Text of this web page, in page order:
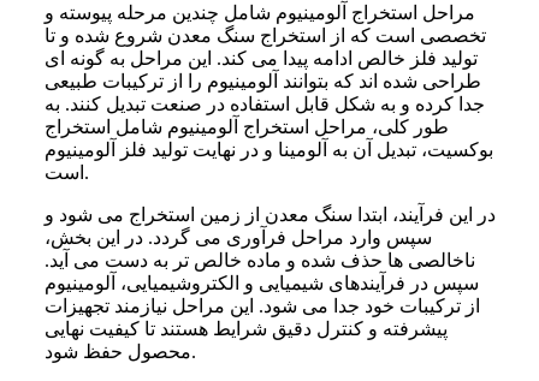
مراحل استخراج آلومینیوم شامل چندین مرحله پیوسته و
تخصصی است که از استخراج سنگ معدن شروع شده و تا
تولید فلز خالص ادامه پیدا می کند. این مراحل به گونه ای
طراحی شده اند که بتوانند آلومینیوم را از ترکیبات طبیعی
جدا کرده و به شکل قابل استفاده در صنعت تبدیل کنند. به
طور کلی، مراحل استخراج آلومینیوم شامل استخراج
بوکسیت، تبدیل آن به آلومینا و در نهایت تولید فلز آلومینیوم
است.
در این فرآیند، ابتدا سنگ معدن از زمین استخراج می شود و
سپس وارد مراحل فرآوری می گردد. در این بخش،
ناخالصی ها حذف شده و ماده خالص تر به دست می آید.
سپس در فرآیندهای شیمیایی و الکتروشیمیایی، آلومینیوم
از ترکیبات خود جدا می شود. این مراحل نیازمند تجهیزات
پیشرفته و کنترل دقیق شرایط هستند تا کیفیت نهایی
محصول حفظ شود.